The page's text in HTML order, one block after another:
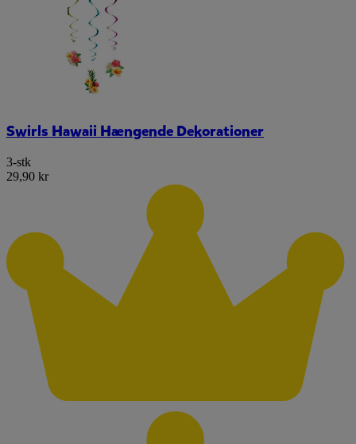
Swirls Hawaii Hængende Dekorationer
3-stk
29,90 kr